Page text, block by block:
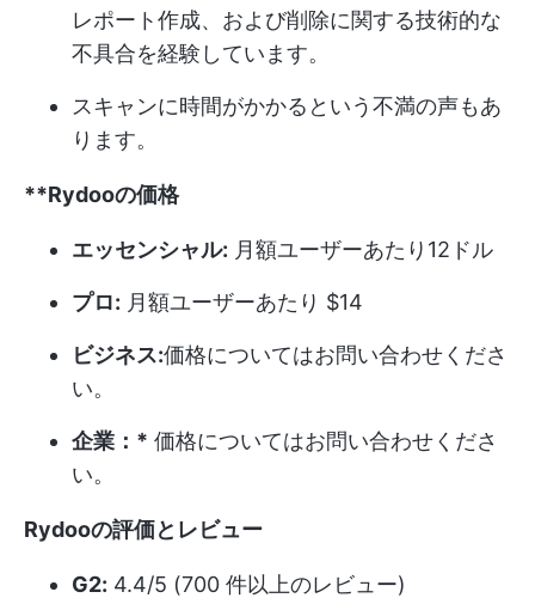
レポート作成、および削除に関する技術的な
不具合を経験しています。
スキャンに時間がかかるという不満の声もあ
ります。
**Rydooの価格
エッセンシャル: 月額ユーザーあたり12ドル
プロ: 月額ユーザーあたり $14
ビジネス:価格についてはお問い合わせくださ
い。
企業：* 価格についてはお問い合わせくださ
い。
Rydooの評価とレビュー
G2: 4.4/5 (700 件以上のレビュー)